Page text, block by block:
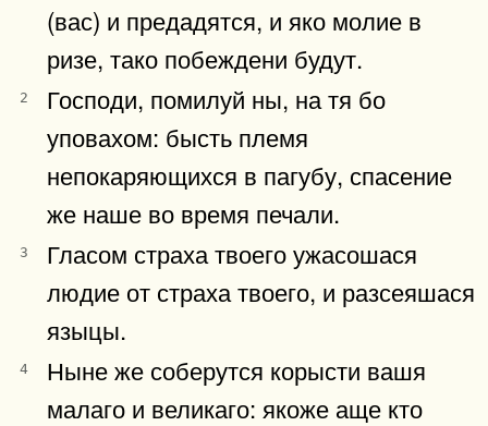
(вас) и предадятся, и яко молие в
ризе, тако побеждени будут.
2
Господи, помилуй ны, на тя бо
уповахом: бысть племя
непокаряющихся в пагубу, спасение
же наше во время печали.
3
Гласом страха твоего ужасошася
людие от страха твоего, и разсеяшася
языцы.
4
Ныне же соберутся корысти вашя
малаго и великаго: якоже аще кто